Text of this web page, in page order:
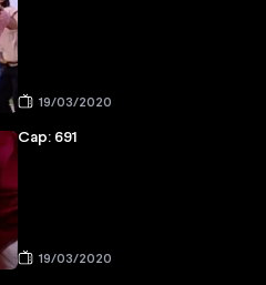
19/03/2020
Cap: 691
19/03/2020